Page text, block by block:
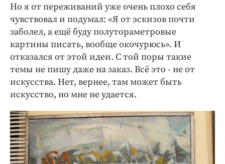
Но я от переживаний уже очень плохо себя
чувствовал и подумал: «Я от эскизов почти
заболел, а ещё буду полутораметровые
картины писать, вообще окочурюсь». И
отказался от этой идеи. С той поры такие
темы не пишу даже на заказ. Всё это - не от
искусства. Нет, вернее, там может быть
искусство, но мне не удается.